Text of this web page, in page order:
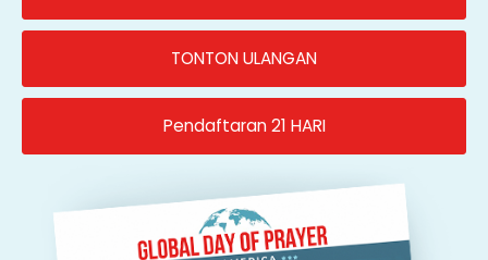
TONTON ULANGAN
Pendaftaran 21 HARI